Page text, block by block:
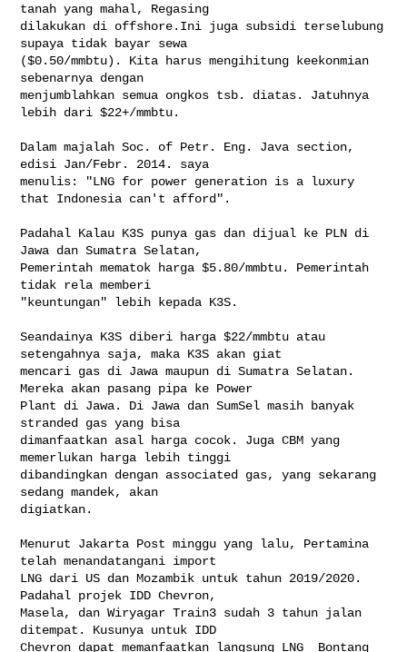
tanah yang mahal, Regasing
dilakukan di offshore.Ini juga subsidi terselubung
supaya tidak bayar sewa
($0.50/mmbtu). Kita harus mengihitung keekonmian
sebenarnya dengan
menjumblahkan semua ongkos tsb. diatas. Jatuhnya
lebih dari $22+/mmbtu.
Dalam majalah Soc. of Petr. Eng. Java section,
edisi Jan/Febr. 2014. saya
menulis: "LNG for power generation is a luxury
that Indonesia can't afford".
Padahal Kalau K3S punya gas dan dijual ke PLN di
Jawa dan Sumatra Selatan,
Pemerintah mematok harga $5.80/mmbtu. Pemerintah
tidak rela memberi
"keuntungan" lebih kepada K3S.
Seandainya K3S diberi harga $22/mmbtu atau
setengahnya saja, maka K3S akan giat
mencari gas di Jawa maupun di Sumatra Selatan.
Mereka akan pasang pipa ke Power
Plant di Jawa. Di Jawa dan SumSel masih banyak
stranded gas yang bisa
dimanfaatkan asal harga cocok. Juga CBM yang
memerlukan harga lebih tinggi
dibandingkan dengan associated gas, yang sekarang
sedang mandek, akan
digiatkan.
Menurut Jakarta Post minggu yang lalu, Pertamina
telah menandatangani import
LNG dari US dan Mozambik untuk tahun 2019/2020.
Padahal projek IDD Chevron,
Masela, dan Wiryagar Train3 sudah 3 tahun jalan
ditempat. Kusunya untuk IDD
Chevron dapat memanfaatkan langsung LNG  Bontang